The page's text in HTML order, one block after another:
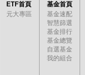
ETF首頁
元大專區
基金首頁
基金速配
智慧篩選
基金排行
基金總覽
自選基金
我的組合